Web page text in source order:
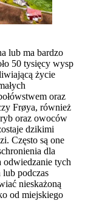
lub ma bardzo
50 tysięcy wysp
życie
oraz
Frøya, również
oraz owoców
dzikimi
Często są one
dla
odwiedzanie tych
lub podczas
nieskażoną
od miejskiego